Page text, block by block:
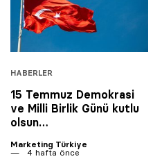
HABERLER
15 Temmuz Demokrasi
ve Milli Birlik Günü kutlu
olsun…
Marketing Türkiye
4 hafta önce